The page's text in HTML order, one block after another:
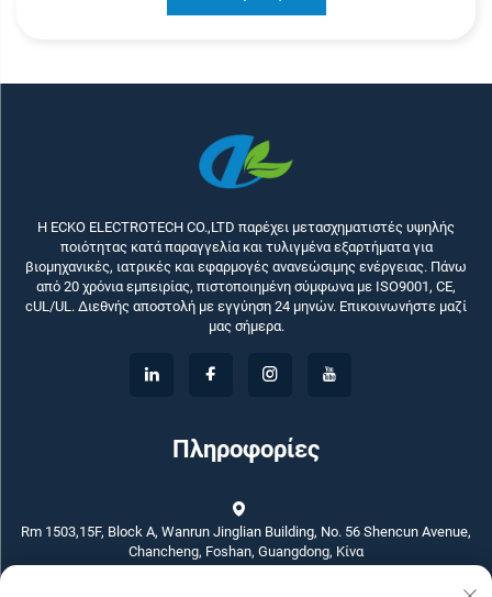
Η ECKO ELECTROTECH CO.,LTD παρέχει μετασχηματιστές υψηλής
ποιότητας κατά παραγγελία και τυλιγμένα εξαρτήματα για
βιομηχανικές, ιατρικές και εφαρμογές ανανεώσιμης ενέργειας. Πάνω
από 20 χρόνια εμπειρίας, πιστοποιημένη σύμφωνα με ISO9001, CE,
cUL/UL. Διεθνής αποστολή με εγγύηση 24 μηνών. Επικοινωνήστε μαζί
μας σήμερα.
Πληροφορίες
Rm 1503,15F, Block A, Wanrun Jinglian Building, No. 56 Shencun Avenue,
Chancheng, Foshan, Guangdong, Κίνα